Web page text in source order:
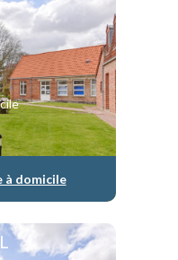
à domicile